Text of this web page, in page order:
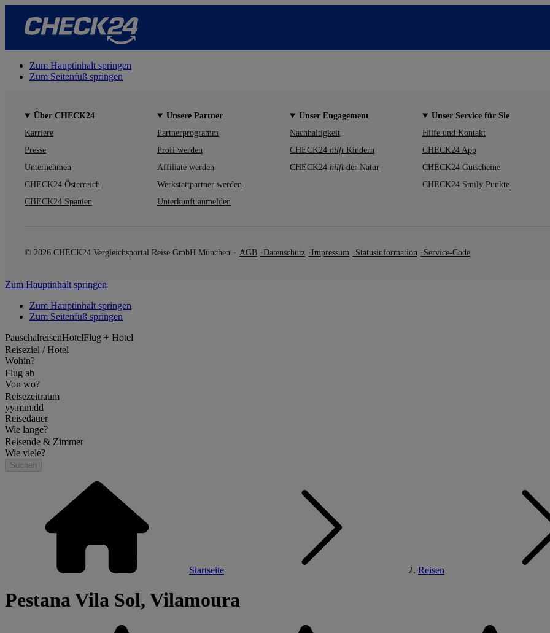
Zum Hauptinhalt springen
Zum Seitenfuß springen
Über CHECK24
Karriere
Presse
Unternehmen
CHECK24 Österreich
CHECK24 Spanien
Unsere Partner
Partnerprogramm
Profi werden
Affiliate werden
Werkstattpartner werden
Unterkunft anmelden
Unser Engagement
Nachhaltigkeit
CHECK24 hilft Kindern
CHECK24 hilft der Natur
Unser Service für Sie
Hilfe und Kontakt
CHECK24 App
CHECK24 Gutscheine
CHECK24 Smily Punkte
© 2026 CHECK24 Vergleichsportal Reise GmbH München AGB Datenschutz Impressum Statusinformation Service-Code
Zum Hauptinhalt springen
Zum Hauptinhalt springen
Zum Seitenfuß springen
PauschalreisenHotelFlug + Hotel
Reiseziel / Hotel
Wohin?
Flug ab
Von wo?
Reisezeitraum
yy.mm.dd
Reisedauer
Wie lange?
Reisende & Zimmer
Wie viele?
Suchen
Startseite Reisen
Pestana Vila Sol, Vilamoura